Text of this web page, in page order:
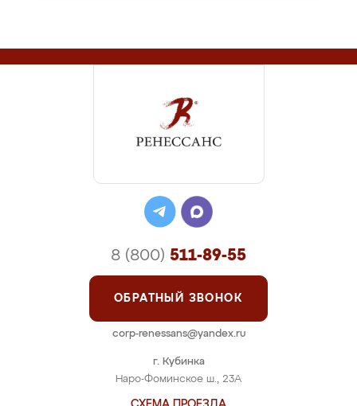
г. Кубинка
Наро-Фоминское ш., 23А
8 (800) 511-89-55
ОБРАТНЫЙ ЗВОНОК
corp-renessans@yandex.ru